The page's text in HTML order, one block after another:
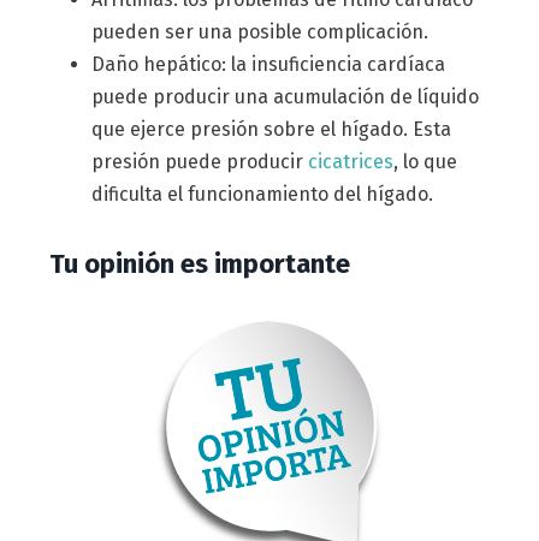
pueden ser una posible complicación.
Daño hepático: la insuficiencia cardíaca
puede producir una acumulación de líquido
que ejerce presión sobre el hígado. Esta
presión puede producir cicatrices, lo que
dificulta el funcionamiento del hígado.
Tu opinión es importante